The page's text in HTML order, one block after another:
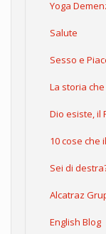
Yoga
Salute
Sesso e
La storia
Dio esiste, il
10 cose che
Sei di
Alcatraz
English Blog